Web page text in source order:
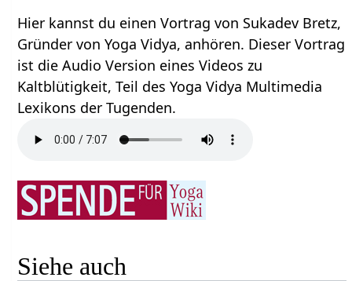
Hier kannst du einen Vortrag von Sukadev Bretz,
Gründer von Yoga Vidya, anhören. Dieser Vortrag
ist die Audio Version eines Videos zu
Kaltblütigkeit, Teil des Yoga Vidya Multimedia
Lexikons der Tugenden.
Siehe auch